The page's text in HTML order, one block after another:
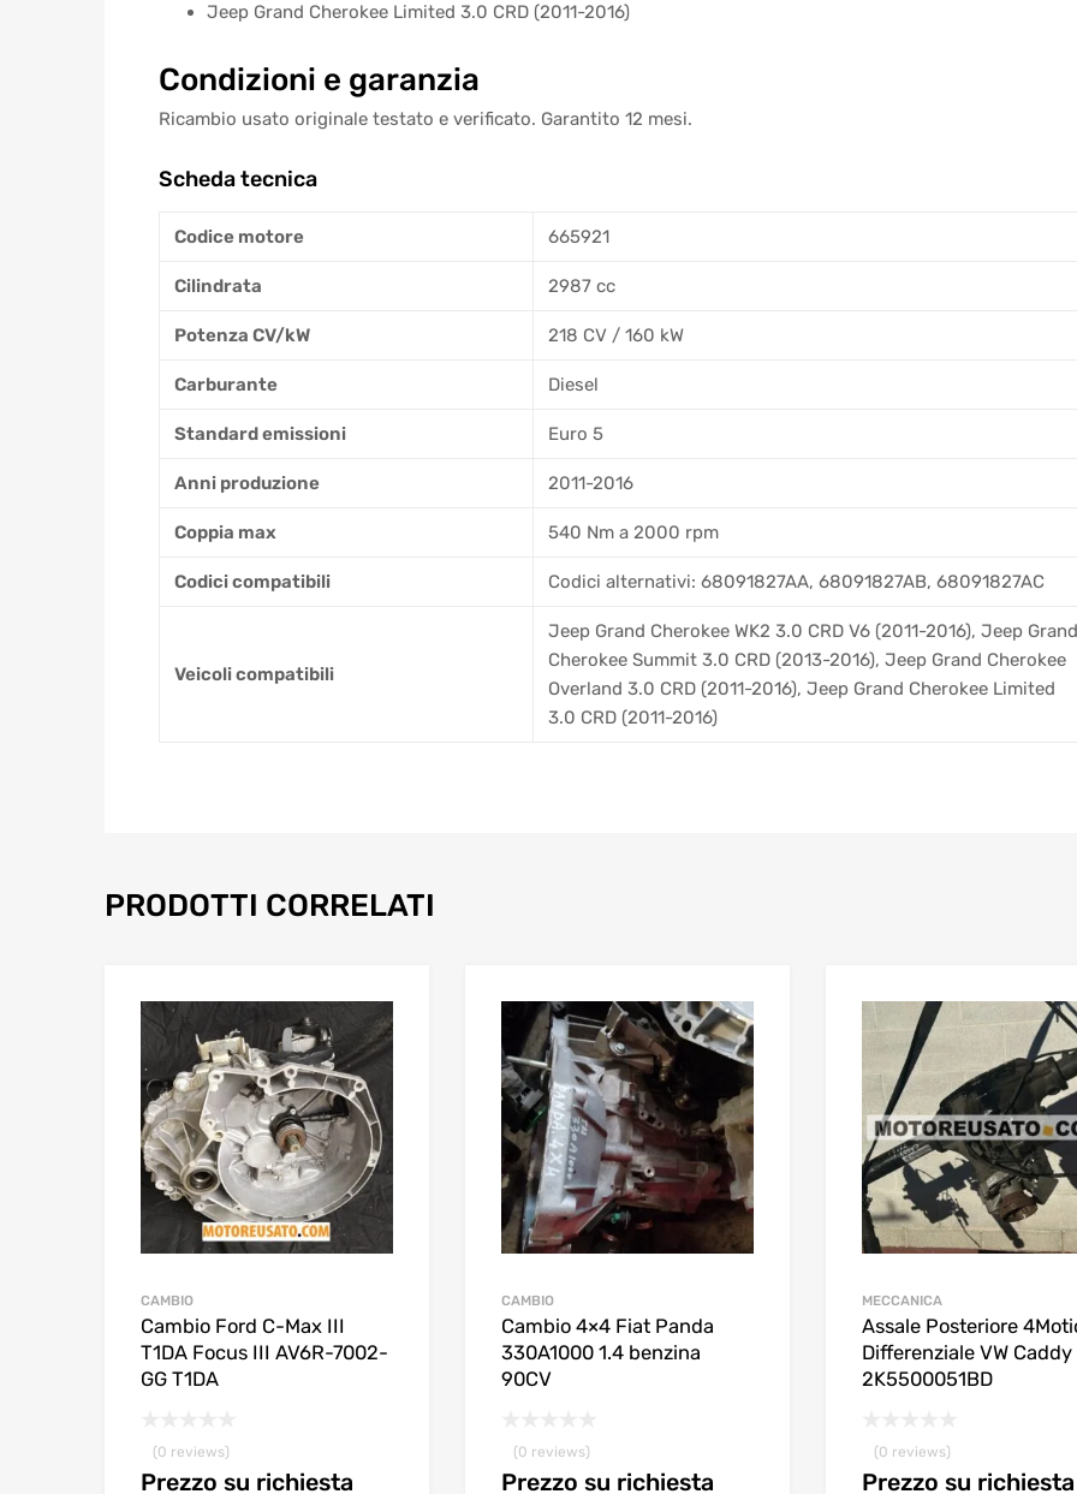
Jeep Grand Cherokee Limited 3.0 CRD (2011-2016)
Condizioni e garanzia
Ricambio usato originale testato e verificato. Garantito 12 mesi.
Scheda tecnica
Codice motore 665921
Cilindrata 2987 cc
Potenza CV/kW 218 CV / 160 kW
Carburante Diesel
Standard emissioni Euro 5
Anni produzione 2011-2016
Coppia max 540 Nm a 2000 rpm
Codici compatibili Codici alternativi: 68091827AA, 68091827AB, 68091827AC
Veicoli compatibili
Jeep Grand Cherokee WK2 3.0 CRD V6 (2011-2016), Jeep Grand
Cherokee Summit 3.0 CRD (2013-2016), Jeep Grand Cherokee
Overland 3.0 CRD (2011-2016), Jeep Grand Cherokee Limited
3.0 CRD (2011-2016)
PRODOTTI CORRELATI
CAMBIO
Cambio Ford C-Max III
T1DA Focus III AV6R-7002-
GG T1DA
(0 reviews)
Prezzo su richiesta
CAMBIO
Cambio 4×4 Fiat Panda
330A1000 1.4 benzina
90CV
(0 reviews)
Prezzo su richiesta
MECCANICA
Assale Posteriore
Differenziale VW Caddy
2K5500051BD
(0 reviews)
Prezzo su richiesta